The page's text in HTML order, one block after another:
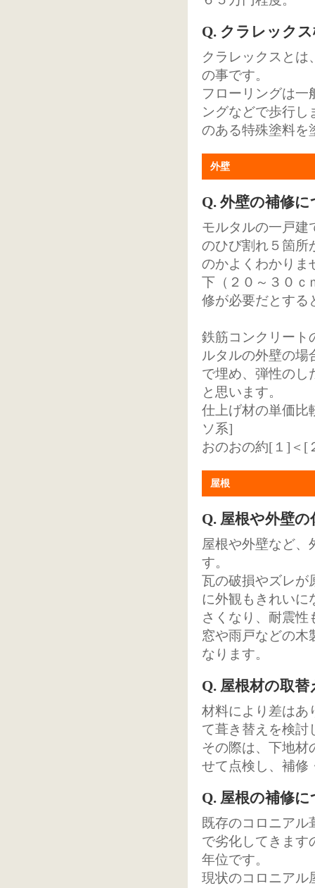
Q. クラレック
クラレックスとは
の事です。
フローリングは一
ングなどで歩行し
のある特殊塗料を
外壁
Q. 外壁の補修
モルタルの一戸建
のひび割れ５箇所
のかよくわかりま
下（２０～３０ｃ
修が必要だとする
鉄筋コンクリート
ルタルの外壁の場
で埋め、弾性のし
と思います。
仕上げ材の単価比
ソ系]
おのおの約[１]＜[
屋根
Q. 屋根や外壁
屋根や外壁など、
す。
瓦の破損やズレが
に外観もきれいに
さくなり、耐震性
窓や雨戸などの木
なります。
Q. 屋根材の取
材料により差はあ
て葺き替えを検討
その際は、下地材
せて点検し、補修
Q. 屋根の補修
既存のコロニアル
で劣化してきます
年位です。
現状のコロニアル